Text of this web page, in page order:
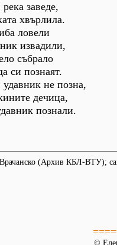
заведе,
хвърлила.
ловели
извадили,
събрало
си познаят.
не позна,
дечица,
познали.
(Архив КБЛ-ВТУ);
©